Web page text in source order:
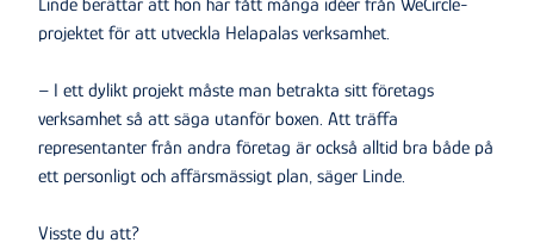
Linde berättar att hon har fått många idéer från WeCircle-
projektet för att utveckla Helapalas verksamhet.
– I ett dylikt projekt måste man betrakta sitt företags
verksamhet så att säga utanför boxen. Att träffa
representanter från andra företag är också alltid bra både på
ett personligt och affärsmässigt plan, säger Linde.
Visste du att?